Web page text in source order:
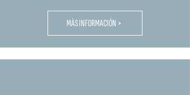
MÁS INFORMACIÓN >